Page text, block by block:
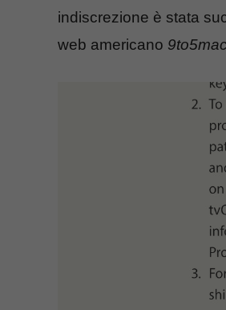
indiscrezione è stata
web americano 9to5mac